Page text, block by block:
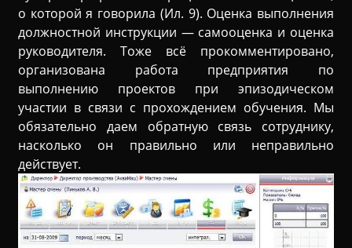
о которой я говорила (Ил. 9). Оценка выполнения
должностной инструкции — самооценка и оценка
руководителя. Тоже всё прокомментировано,
организована работа предприятия по
выполнению проектов при эпизодическом
участии в связи с прохождением обучения. Мы
обязательно даем обратную связь сотруднику,
насколько он правильно или неправильно
действует.